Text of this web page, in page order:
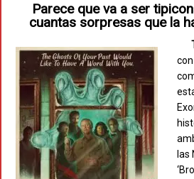
Parece que va a ser
cuantas sorpresas que la
las